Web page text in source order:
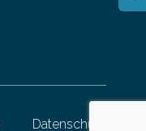
Datenschutz